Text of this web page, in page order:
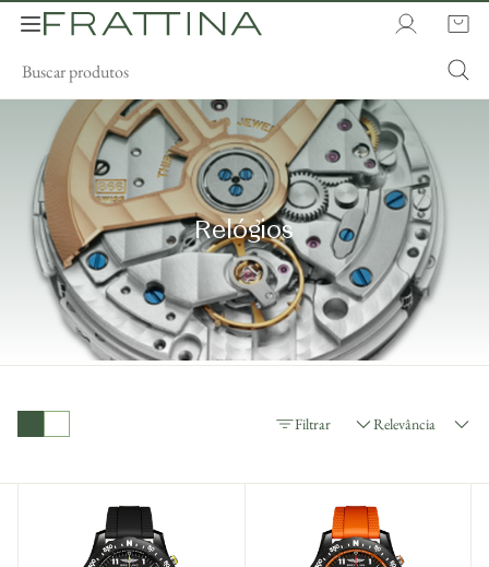
Relógios
Filtrar Relevância